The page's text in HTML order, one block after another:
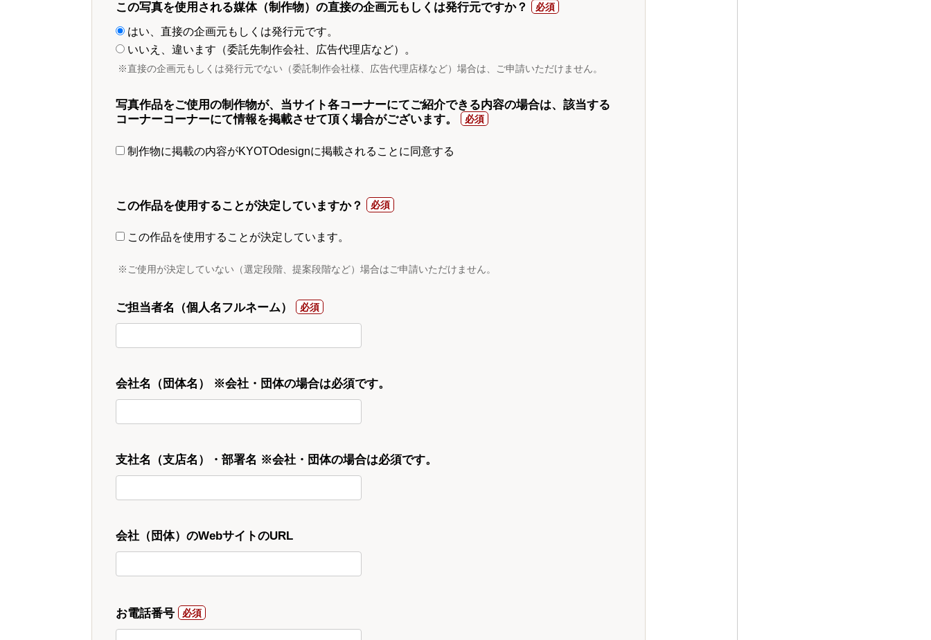
この写真を使用される媒体（制作物）の直接の企画元もしくは発行元ですか？
はい、直接の企画元もしくは発行元です。
いいえ、違います（委託先制作会社、広告代理店など）。
※直接の企画元もしくは発行元でない（委託制作会社様、広告代理店様など）場合は、ご申請いただけません。
写真作品をご使用の制作物が、当サイト各コーナーにてご紹介できる内容の場合は、該当する
コーナーコーナーにて情報を掲載させて頂く場合がございます。
制作物に掲載の内容がKYOTOdesignに掲載されることに同意する
この作品を使用することが決定していますか？
この作品を使用することが決定しています。
※ご使用が決定していない（選定段階、提案段階など）場合はご申請いただけません。
ご担当者名（個人名フルネーム）
会社名（団体名） ※会社・団体の場合は必須です。
支社名（支店名）・部署名 ※会社・団体の場合は必須です。
会社（団体）のWebサイトのURL
お電話番号